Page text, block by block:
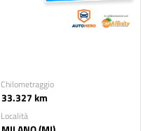
Chilometraggio
33.327 km
Località